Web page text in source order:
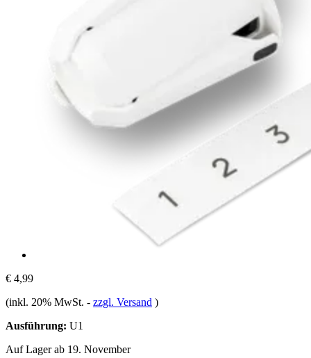
€ 4,99
(inkl. 20% MwSt. - zzgl. Versand )
Ausführung: U1
Auf Lager ab 19. November